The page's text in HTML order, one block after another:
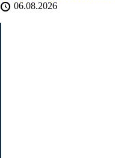
06.08.2026